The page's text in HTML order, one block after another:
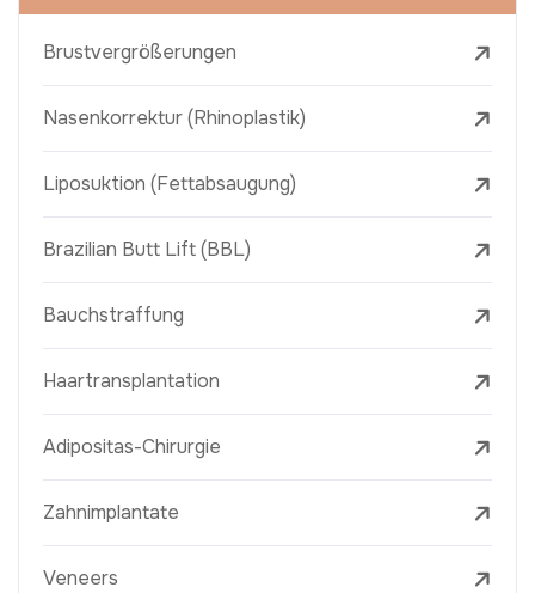
Brustvergrößerungen
Nasenkorrektur (Rhinoplastik)
Liposuktion (Fettabsaugung)
Brazilian Butt Lift (BBL)
Bauchstraffung
Haartransplantation
Adipositas-Chirurgie
Zahnimplantate
Veneers